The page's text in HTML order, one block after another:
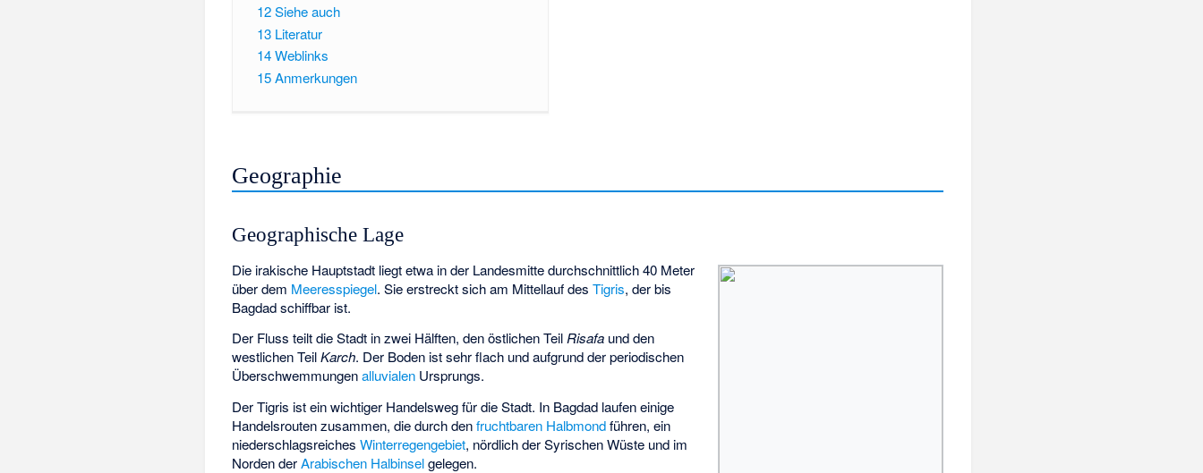
12Siehe auch
13 Literatur
14Weblinks
15Anmerkungen
Geographie
Geographische Lage
Die irakische Hauptstadt liegt etwa in der Landesmitte durchschnittlich 40 Meter
über dem Meeresspiegel. Sie erstreckt sich am Mittellauf desTigris, der bis
Bagdad schiffbar ist.
Der Fluss teilt die Stadt in zwei Hälften, den östlichen TeilRisafa und den
westlichen TeilKarch. Der Boden ist sehr flach und aufgrund der periodischen
Überschwemmungenalluvialen Ursprungs.
Der Tigris ist ein wichtiger Handelsweg für die Stadt. In Bagdad laufen einige
Handelsrouten zusammen, die durch denfruchtbaren Halbmondführen, ein
niederschlagsreichesWinterregengebiet, nördlich der Syrischen Wüste und im
Norden derArabischen Halbinselgelegen.